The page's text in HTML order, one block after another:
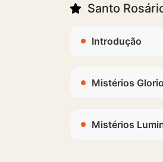
Santo
Introdução
Mistérios
Mistérios